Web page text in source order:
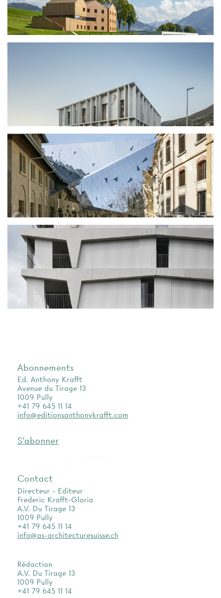
Abonnements
Ed. Anthony Krafft
Avenue du Tirage 13
1009 Pully
+41 79 645 11 14
info@editionsanthonykrafft.com
S'abonner
Contact
Directeur - Editeur
Frederic Krafft-Gloria
A.V. Du Tirage 13
1009 Pully
+41 79 645 11 14
info@as-architecturesuisse.ch
Rédaction
A.V. Du Tirage 13
1009 Pully
+41 79 645 11 14